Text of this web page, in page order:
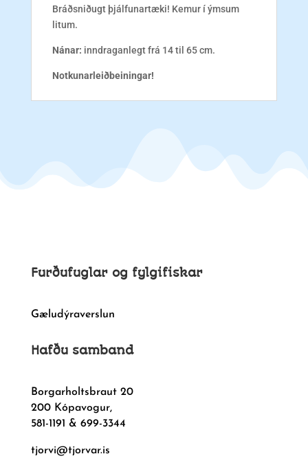
Bráðsniðugt þjálfunartæki! Kemur í ýmsum
litum.
Nánar: inndraganlegt frá 14 til 65 cm.
Notkunarleiðbeiningar!
Furðufuglar og fylgifiskar
Gæludýraverslun
Hafðu samband
Borgarholtsbraut 20
200 Kópavogur,
581-1191 & 699-3344
tjorvi@tjorvar.is